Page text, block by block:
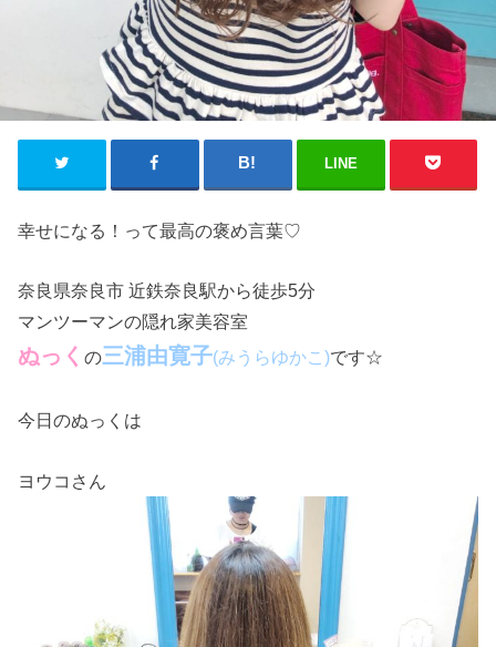
LINE
幸せになる！って最高の褒め言葉♡
奈良県奈良市 近鉄奈良駅から徒歩5分
マンツーマンの隠れ家美容室
ぬっくの三浦由寛子(みうらゆかこ)です☆
今日のぬっくは
ヨウコさん